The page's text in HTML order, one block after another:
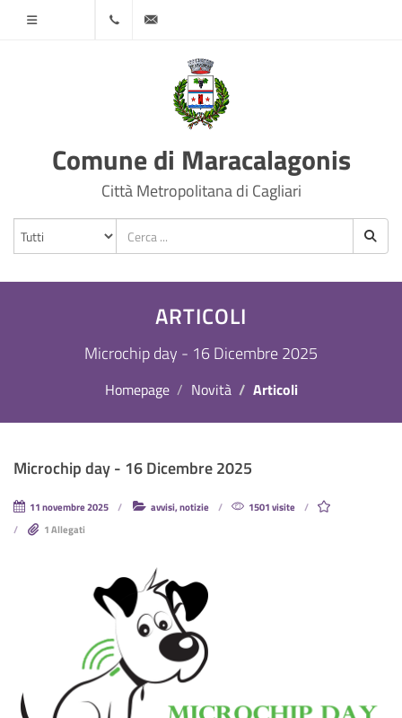
protocollo@comune.maracalagonis.ca.it
Comune di Maracalagonis
Città Metropolitana di Cagliari
ARTICOLI
Microchip day - 16 Dicembre 2025
Homepage Novità Articoli
Microchip day - 16 Dicembre 2025
11 novembre 2025 avvisi, notizie
1501 visite
1 Allegati